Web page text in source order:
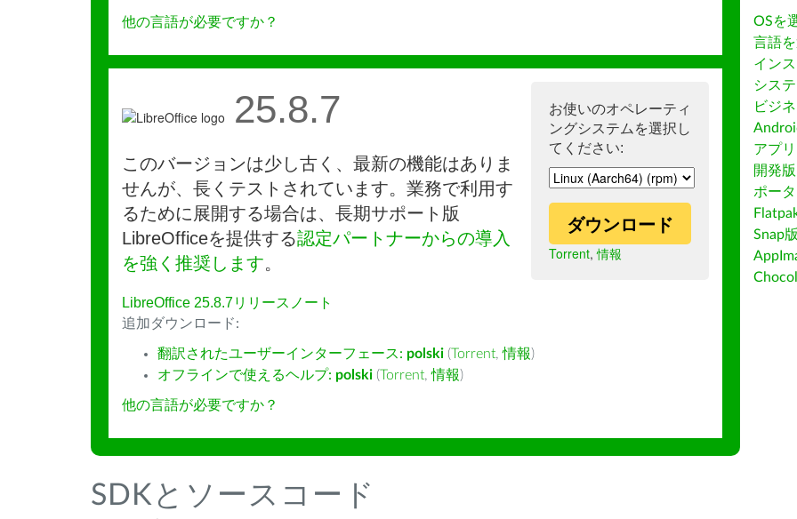
他の言語が必要ですか？
お使いのオペレーティ
ングシステムを選択し
てください:
ダウンロード
Torrent,情報
25.8.7
このバージョンは少し古く、最新の機能はありま
せんが、長くテストされています。業務で利用す
るために展開する場合は、長期サポート版
LibreOfficeを提供する認定パートナーからの導入
を強く推奨します。
LibreOffice 25.8.7リリースノート
追加ダウンロード:
翻訳されたユーザーインターフェース: polski (Torrent,情報)
オフラインで使えるヘルプ: polski (Torrent,情報)
他の言語が必要ですか？
SDKとソースコード
OSを
言語
イン
シス
ビジ
アプ
開発版
ポー
Snap版